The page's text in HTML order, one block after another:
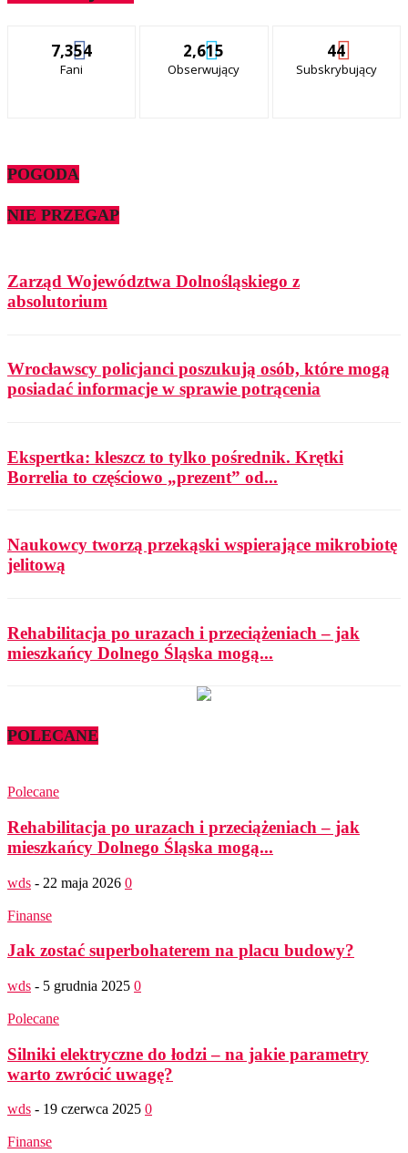
7,354
Fani
2,615
Obserwujący
44
Subskrybujący
POGODA
NIE PRZEGAP
Zarząd Województwa Dolnośląskiego z
absolutorium
Wrocławscy policjanci poszukują osób, które mogą
posiadać informacje w sprawie potrącenia
Ekspertka: kleszcz to tylko pośrednik. Krętki
Borrelia to częściowo „prezent” od...
Naukowcy tworzą przekąski wspierające mikrobiotę
jelitową
Rehabilitacja po urazach i przeciążeniach – jak
mieszkańcy Dolnego Śląska mogą...
POLECANE
Polecane
Rehabilitacja po urazach i przeciążeniach – jak
mieszkańcy Dolnego Śląska mogą...
wds - 22 maja 2026 0
Finanse
Jak zostać superbohaterem na placu budowy?
wds - 5 grudnia 2025 0
Polecane
Silniki elektryczne do łodzi – na jakie parametry
warto zwrócić uwagę?
wds - 19 czerwca 2025 0
Finanse